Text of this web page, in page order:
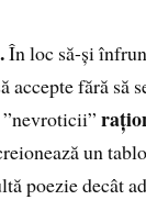
În loc să-și
accepte fără să
”nevroticii”
un
poezie decât